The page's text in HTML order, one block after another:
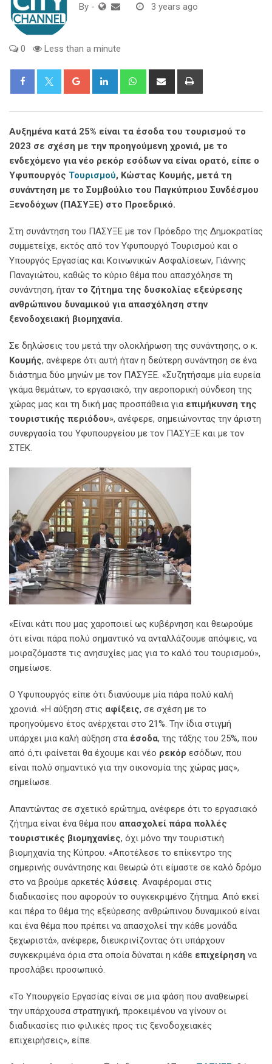
By - 3 years ago
0 Less than a minute
Google+ LinkedIn WhatsappShare
Αυξημένα κατά 25% είναι τα έσοδα του τουρισμού το
2023 σε σχέση με την προηγούμενη χρονιά, με το
ενδεχόμενο για νέο ρεκόρ εσόδων να είναι ορατό, είπε ο
Υφυπουργός Τουρισμού, Κώστας Κουμής, μετά τη
συνάντηση με το Συμβούλιο του Παγκύπριου Συνδέσμου
Ξενοδόχων (ΠΑΣΥΞΕ) στο Προεδρικό.
Στη συνάντηση του ΠΑΣΥΞΕ με τον Πρόεδρο της Δημοκρατίας
συμμετείχε, εκτός από τον Υφυπουργό Τουρισμού και ο
Υπουργός Εργασίας και Κοινωνικών Ασφαλίσεων, Γιάννης
Παναγιώτου, καθώς το κύριο θέμα που απασχόλησε τη
συνάντηση, ήταν το ζήτημα της δυσκολίας εξεύρεσης
ανθρώπινου δυναμικού για απασχόληση στην
ξενοδοχειακή βιομηχανία.
Σε δηλώσεις του μετά την ολοκλήρωση της συνάντησης, ο κ.
Κουμής, ανέφερε ότι αυτή ήταν η δεύτερη συνάντηση σε ένα
διάστημα δύο μηνών με τον ΠΑΣΥΞΕ. «Συζητήσαμε μία ευρεία
γκάμα θεμάτων, το εργασιακό, την αεροπορική σύνδεση της
χώρας μας και τη δική μας προσπάθεια για επιμήκυνση της
τουριστικής περιόδου», ανέφερε, σημειώνοντας την άριστη
συνεργασία του Υφυπουργείου με τον ΠΑΣΥΞΕ και με τον
ΣΤΕΚ.
«Είναι κάτι που μας χαροποιεί ως κυβέρνηση και θεωρούμε
ότι είναι πάρα πολύ σημαντικό να ανταλλάζουμε απόψεις, να
μοιραζόμαστε τις ανησυχίες μας για το καλό του τουρισμού»,
σημείωσε.
Ο Υφυπουργός είπε ότι διανύουμε μία πάρα πολύ καλή
χρονιά. «Η αύξηση στις αφίξεις, σε σχέση με το
προηγούμενο έτος ανέρχεται στο 21%. Την ίδια στιγμή
υπάρχει μια καλή αύξηση στα έσοδα, της τάξης του 25%, που
από ό,τι φαίνεται θα έχουμε και νέο ρεκόρ εσόδων, που
είναι πολύ σημαντικό για την οικονομία της χώρας μας»,
σημείωσε.
Απαντώντας σε σχετικό ερώτημα, ανέφερε ότι το εργασιακό
ζήτημα είναι ένα θέμα που απασχολεί πάρα πολλές
τουριστικές βιομηχανίες, όχι μόνο την τουριστική
βιομηχανία της Κύπρου. «Αποτέλεσε το επίκεντρο της
σημερινής συνάντησης και θεωρώ ότι είμαστε σε καλό δρόμο
στο να βρούμε αρκετές λύσεις. Αναφέρομαι στις
διαδικασίες που αφορούν το συγκεκριμένο ζήτημα. Από εκεί
και πέρα το θέμα της εξεύρεσης ανθρώπινου δυναμικού είναι
και ένα θέμα που πρέπει να απασχολεί την κάθε μονάδα
ξεχωριστά», ανέφερε, διευκρινίζοντας ότι υπάρχουν
συγκεκριμένα όρια στα οποία δύναται η κάθε επιχείρηση να
προσλάβει προσωπικό.
«Το Υπουργείο Εργασίας είναι σε μια φάση που αναθεωρεί
την υπάρχουσα στρατηγική, προκειμένου να γίνουν οι
διαδικασίες πιο φιλικές προς τις ξενοδοχειακές
επιχειρήσεις», είπε.